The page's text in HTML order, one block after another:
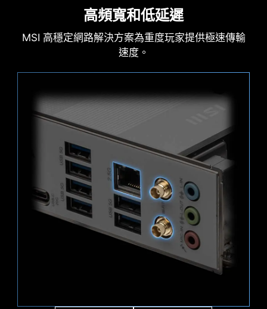
MSI 風扇接頭可自動檢測風扇將以直流或PWM哪種
模式運行，視情況隨時調整風扇轉速和進行降噪。
Hysteresis也能使系統風扇的運轉更為流暢，並確
保系統隨時處於安靜的狀態之中。
高頻寬和低延遲
MSI 高穩定網路解決方案為重度玩家提供極速傳輸
速度。
因應未來的快速儲存技術
MSI PRO 主板支援所有最新的儲存技術標準，用戶
可以自由選擇極速存儲裝置。更快速啟動遊戲、下
1x
128
Gbps
2x
64
Gbps
搭載第二代鋼鐵裝 LIGHTNING GEN
5 PCI-E
提供 x16 插槽介面，頻寬可達到 128 GB/s，
PCIE 5.0 插槽焊接工
PCI-E 插槽採用先進的 SMT 焊接工藝（Surface
Mount Technology），降低雜訊干擾和電噪聲、充
分支援更高頻寬和傳輸速度的 PCI-E 5.0 訊號